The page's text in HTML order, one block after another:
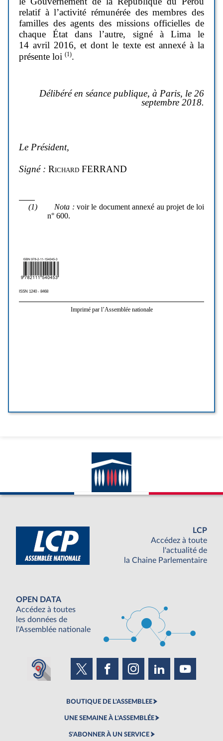
LCP
Accédez à toute
l'actualité de
la Chaine Parlementaire
OPEN DATA
Accédez à toutes
les données de
l'Assemblée nationale
BOUTIQUE DE L'ASSEMBLEE
UNE SEMAINE À L'ASSEMBLÉE
S'ABONNER À UN SERVICE